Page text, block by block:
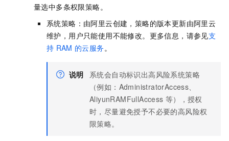
量选中多条权限策略。
系统策略：由阿里云创建，策略的版本更新由阿里云
维护，用户只能使用不能修改。更多信息，请参见支
持 RAM 的云服务 。
说明
系统会自动标识出高风险系统策略
（例如：AdministratorAccess、
AliyunRAMFullAccess 等），授权
时，尽量避免授予不必要的高风险权
限策略。